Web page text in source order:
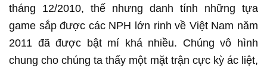
tháng 12/2010, thế nhưng danh tính những tựa
game sắp được các NPH lớn rinh về Việt Nam năm
2011 đã được bật mí khá nhiều. Chúng vô hình
chung cho chúng ta thấy một mặt trận cực kỳ ác liệt,